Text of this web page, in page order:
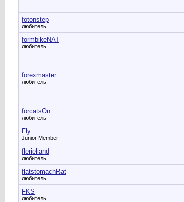
fotonstep
любитель
formbikeNAT
любитель
forexmaster
любитель
forcatsOn
любитель
Fly
Junior Member
flerieliand
любитель
flatstomachRat
любитель
FKS
любитель